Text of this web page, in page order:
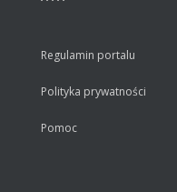
Regulamin portalu
Polityka prywatności
Pomoc